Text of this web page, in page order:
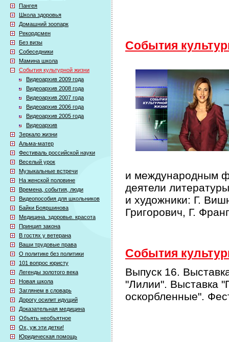
Пангея
Школа здоровья
Домашний зоопарк
Рекордсмен
Без визы
Собеседники
Мамина школа
События культурной жизни
Видеоархив 2009 года
Видеоархив 2008 года
Видеоархив 2007 года
Видеоархив 2006 года
Видеоархив 2005 года
Видеоархив
Зеркало жизни
Альма-матер
Фестиваль российской науки
Веселый урок
Музыкальные встречи
На женской половине
Времена, события, люди
Видеопособия для школьников
Байки Бояршинова
Медицина. здоровье. красота
Принцип закона
В гостях у ветерана
Ваши трудовые права
О политике без политики
101 вопрос юристу
Легенды золотого века
Новая школа
Заглянем в словарь
Дорогу осилит идущий
Доказательная медицина
Объять необъятное
Ох, уж эти детки!
Юридическая помощь
События
и международным
деятели
и художники: Г.
Григорович, Г.
События
Выпуск 16.
"Лилии". Выставка
оскорбленные".